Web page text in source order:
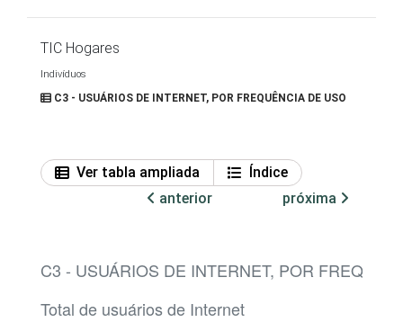
TIC Hogares
Indivíduos
C3 - USUÁRIOS DE INTERNET, POR FREQUÊNCIA DE USO
Ver tabla ampliada
Índice
anterior
próxima
C3 - USUÁRIOS DE INTERNET, POR
Total de usuários de Internet